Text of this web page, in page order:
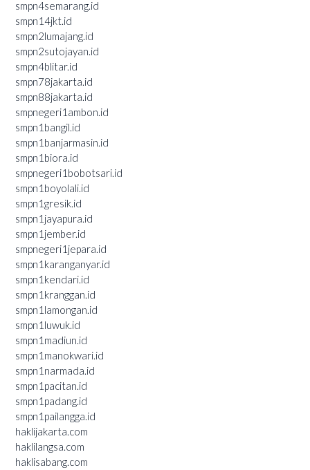
smpn4semarang.id
smpn14jkt.id
smpn2lumajang.id
smpn2sutojayan.id
smpn4blitar.id
smpn78jakarta.id
smpn88jakarta.id
smpnegeri1ambon.id
smpn1bangil.id
smpn1banjarmasin.id
smpn1biora.id
smpnegeri1bobotsari.id
smpn1boyolali.id
smpn1gresik.id
smpn1jayapura.id
smpn1jember.id
smpnegeri1jepara.id
smpn1karanganyar.id
smpn1kendari.id
smpn1kranggan.id
smpn1lamongan.id
smpn1luwuk.id
smpn1madiun.id
smpn1manokwari.id
smpn1narmada.id
smpn1pacitan.id
smpn1padang.id
smpn1pailangga.id
haklijakarta.com
haklilangsa.com
haklisabang.com